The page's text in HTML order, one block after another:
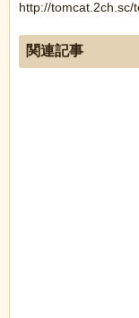
http://tomcat.2ch.sc/
関連記事